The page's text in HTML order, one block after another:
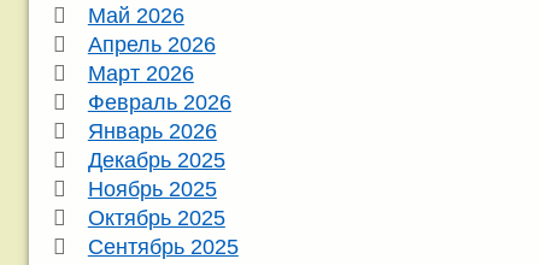
Май 2026
Апрель 2026
Март 2026
Февраль 2026
Январь 2026
Декабрь 2025
Ноябрь 2025
Октябрь 2025
Сентябрь 2025